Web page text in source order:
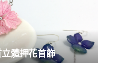
體押花首飾